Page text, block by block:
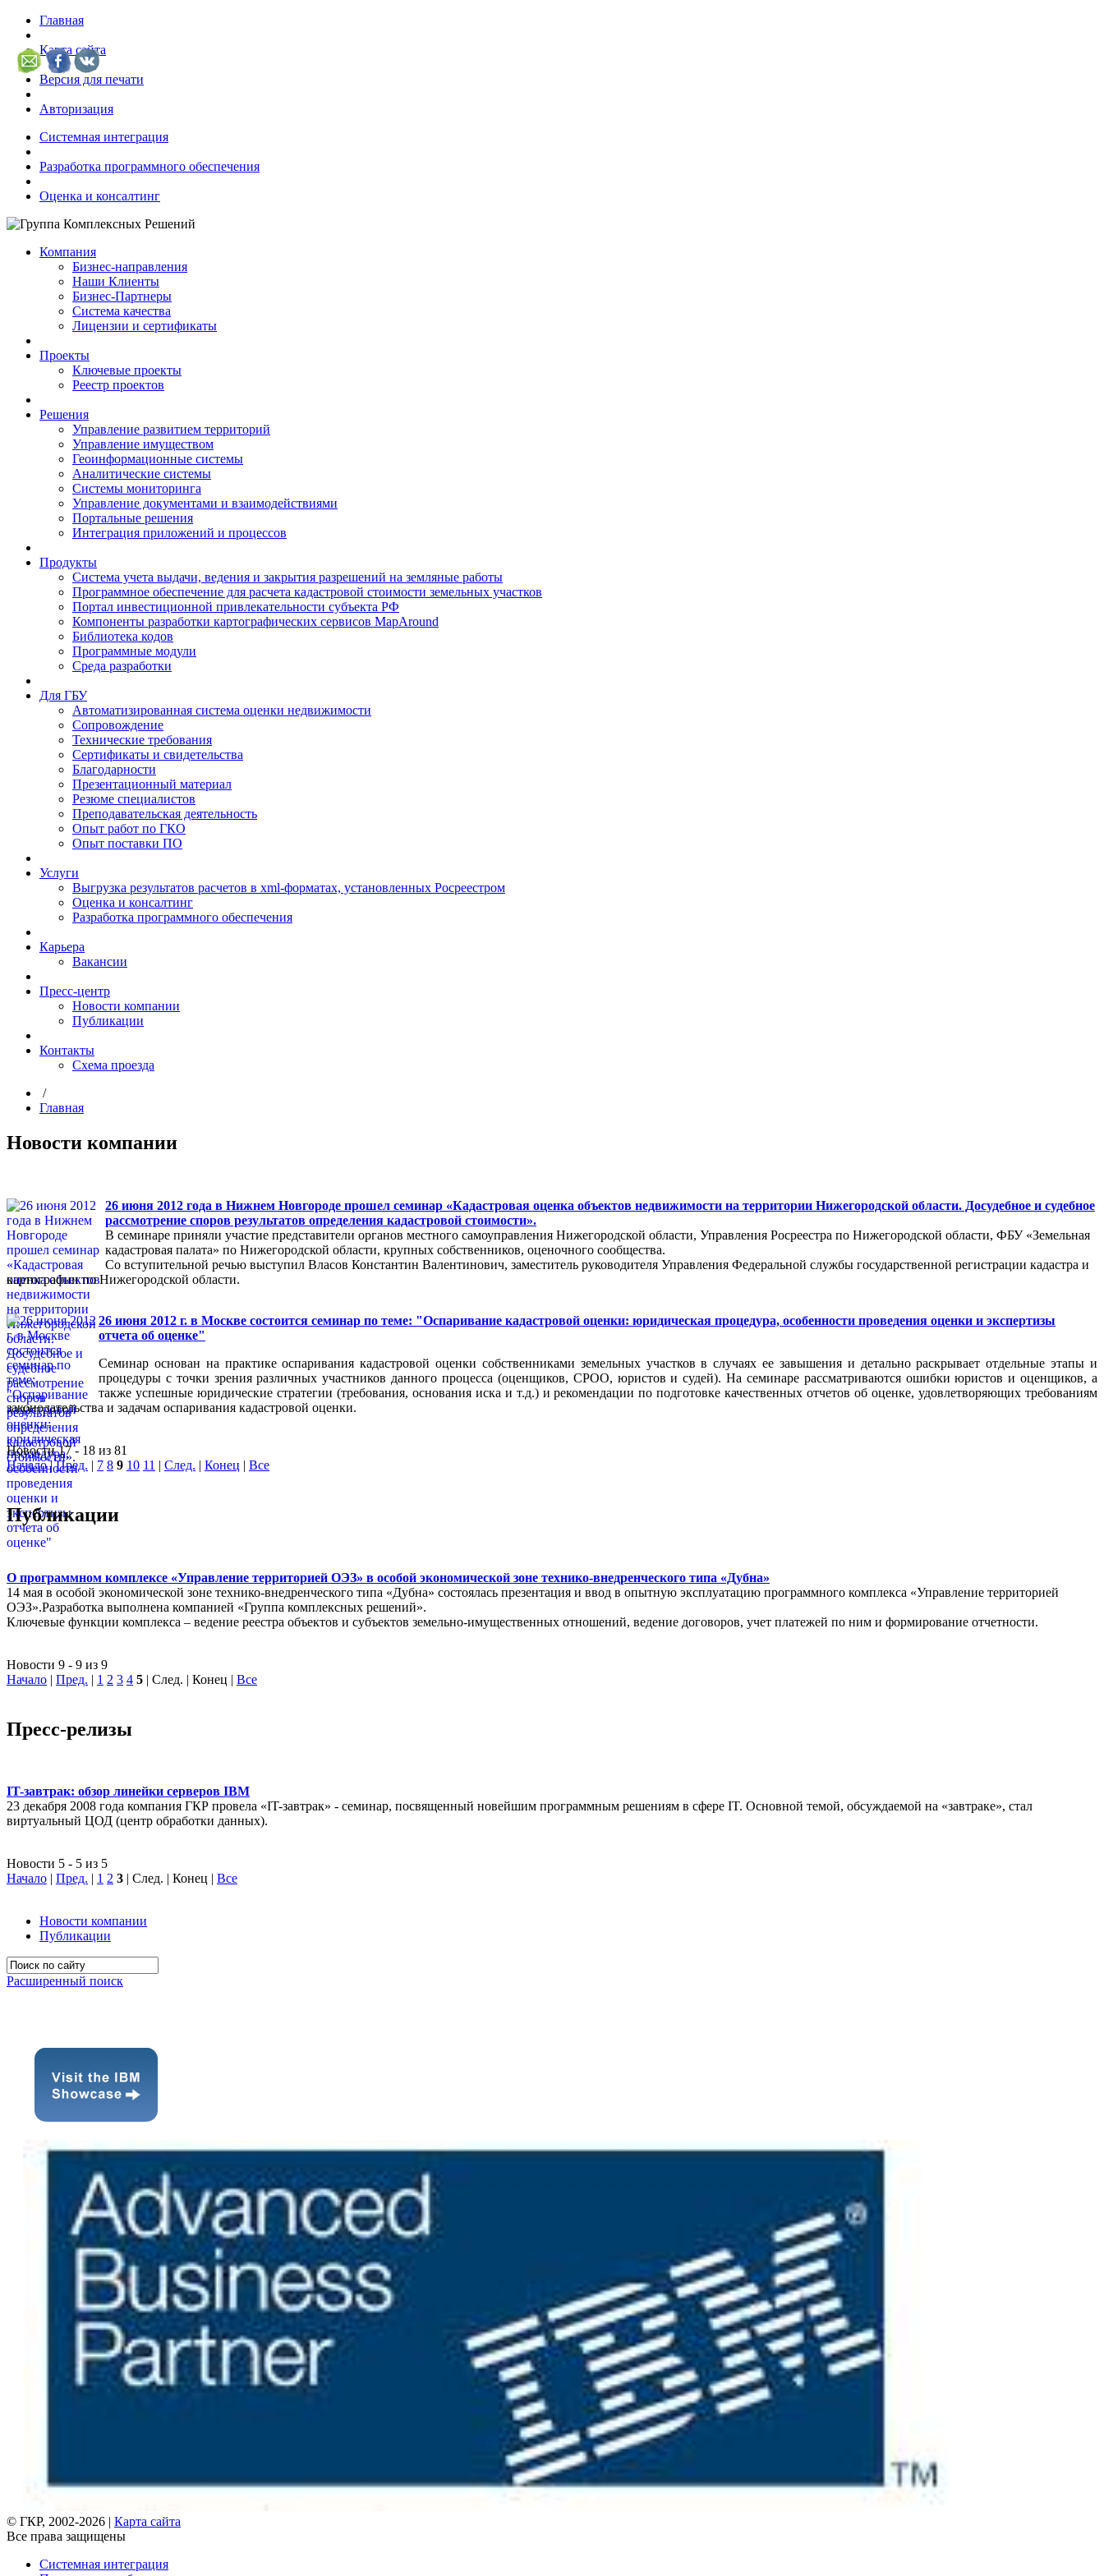
Главная
Карта сайта
Версия для печати
Авторизация
Системная интеграция
Разработка программного обеспечения
Оценка и консалтинг
Компания
Бизнес-направления
Наши Клиенты
Бизнес-Партнеры
Система качества
Лицензии и сертификаты
Проекты
Ключевые проекты
Реестр проектов
Решения
Управление развитием территорий
Управление имуществом
Геоинформационные системы
Аналитические системы
Системы мониторинга
Управление документами и взаимодействиями
Портальные решения
Интеграция приложений и процессов
Продукты
Система учета выдачи, ведения и закрытия разрешений на земляные работы
Программное обеспечение для расчета кадастровой стоимости земельных участков
Портал инвестиционной привлекательности субъекта РФ
Компоненты разработки картографических сервисов MapAround
Библиотека кодов
Программные модули
Среда разработки
Для ГБУ
Автоматизированная система оценки недвижимости
Сопровождение
Технические требования
Сертификаты и свидетельства
Благодарности
Презентационный материал
Резюме специалистов
Преподавательская деятельность
Опыт работ по ГКО
Опыт поставки ПО
Услуги
Выгрузка результатов расчетов в xml-форматах, установленных Росреестром
Оценка и консалтинг
Разработка программного обеспечения
Карьера
Вакансии
Пресс-центр
Новости компании
Публикации
Контакты
Схема проезда
/
Главная
Новости компании
26 июня 2012 года в Нижнем Новгороде прошел семинар «Кадастровая оценка объектов недвижимости на территории Нижегородской области. Досудебное и судебное
рассмотрение споров результатов определения кадастровой стоимости».
В семинаре приняли участие представители органов местного самоуправления Нижегородской области, Управления Росреестра по Нижегородской области, ФБУ «Земельная
кадастровая палата» по Нижегородской области, крупных собственников, оценочного сообщества.
Со вступительной речью выступил Власов Константин Валентинович, заместитель руководителя Управления Федеральной службы государственной регистрации кадастра и
картографии по Нижегородской области.
26 июня 2012 г. в Москве состоится семинар по теме: "Оспаривание кадастровой оценки: юридическая процедура, особенности проведения оценки и экспертизы
отчета об оценке"
Семинар основан на практике оспаривания кадастровой оценки собственниками земельных участков в случаях ее завышения и детально раскрывает отдельные этапы и
процедуры с точки зрения различных участников данного процесса (оценщиков, СРОО, юристов и судей). На семинаре рассматриваются ошибки юристов и оценщиков, а
также успешные юридические стратегии (требования, основания иска и т.д.) и рекомендации по подготовке качественных отчетов об оценке, удовлетворяющих требованиям
законодательства и задачам оспаривания кадастровой оценки.
Новости 17 - 18 из 81
Начало|Пред. | 7 8 9 10 11 | След. | Конец | Все
Публикации
О программном комплексе «Управление территорией ОЭЗ» в особой экономической зоне технико-внедренческого типа «Дубна»
14 мая в особой экономической зоне технико-внедренческого типа «Дубна» состоялась презентация и ввод в опытную эксплуатацию программного комплекса «Управление территорией
ОЭЗ».Разработка выполнена компанией «Группа комплексных решений».
Ключевые функции комплекса – ведение реестра объектов и субъектов земельно-имущественных отношений, ведение договоров, учет платежей по ним и формирование отчетности.
Новости 9 - 9 из 9
Начало | Пред. | 1 2 3 4 5 | След. | Конец | Все
Пресс-релизы
IT-завтрак: обзор линейки серверов IBM
23 декабря 2008 года компания ГКР провела «IT-завтрак» - семинар, посвященный новейшим программным решениям в сфере IT. Основной темой, обсуждаемой на «завтраке», стал
виртуальный ЦОД (центр обработки данных).
Новости 5 - 5 из 5
Начало | Пред. | 1 2 3 | След. | Конец | Все
Новости компании
Публикации
Расширенный поиск
© ГКР, 2002-2026 | Карта сайта
Все права защищены
Системная интеграция